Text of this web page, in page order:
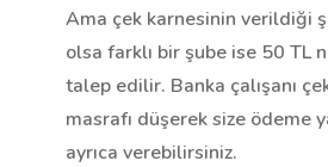
Ama çek karnesinin verildiği
olsa farklı bir şube ise 50 TL
talep edilir. Banka çalışanı
masrafı düşerek size ödeme
ayrıca verebilirsiniz.